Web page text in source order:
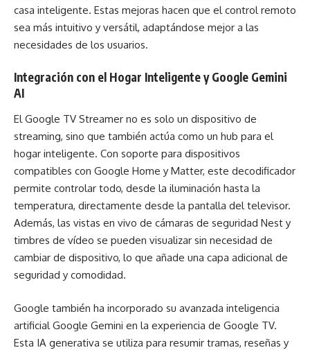
casa inteligente. Estas mejoras hacen que el control remoto
sea más intuitivo y versátil, adaptándose mejor a las
necesidades de los usuarios.
Integración con el Hogar Inteligente y Google Gemini
AI
El Google TV Streamer no es solo un dispositivo de
streaming, sino que también actúa como un hub para el
hogar inteligente. Con soporte para dispositivos
compatibles con Google Home y Matter, este decodificador
permite controlar todo, desde la iluminación hasta la
temperatura, directamente desde la pantalla del televisor.
Además, las vistas en vivo de cámaras de seguridad Nest y
timbres de vídeo se pueden visualizar sin necesidad de
cambiar de dispositivo, lo que añade una capa adicional de
seguridad y comodidad.
Google también ha incorporado su avanzada inteligencia
artificial Google Gemini en la experiencia de Google TV.
Esta IA generativa se utiliza para resumir tramas, reseñas y